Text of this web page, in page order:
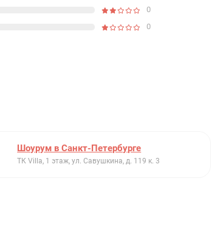
0
0
Шоурум в Санкт-Петербурге
ТК Villa, 1 этаж, ул. Савушкина, д. 119 к. 3